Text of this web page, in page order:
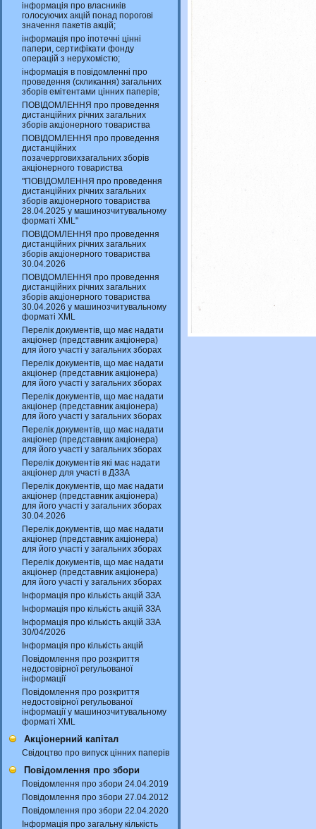
інформація про власників
голосуючих акцій понад порогові
значення пакетів акцій;
інформація про іпотечні цінні
папери, сертифікати фонду
операцій з нерухомістю;
інформація в повідомленні про
проведення (скликання) загальних
зборів емітентами цінних паперів;
ПОВІДОМЛЕННЯ про проведення
дистанційних річних загальних
зборів акціонерного товариства
ПОВІДОМЛЕННЯ про проведення
дистанційних
позачеррговихзагальних зборів
акціонерного товариства
"ПОВІДОМЛЕННЯ про проведення
дистанційних річних загальних
зборів акціонерного товариства
28.04.2025 у машинозчитувальному
форматі XML"
ПОВІДОМЛЕННЯ про проведення
дистанційних річних загальних
зборів акціонерного товариства
30.04.2026
ПОВІДОМЛЕННЯ про проведення
дистанційних річних загальних
зборів акціонерного товариства
30.04.2026 у машинозчитувальному
форматі XML
Перелік документів, що має надати
акціонер (представник акціонера)
для його участі у загальних зборах
Перелік документів, що має надати
акціонер (представник акціонера)
для його участі у загальних зборах
Перелік документів, що має надати
акціонер (представник акціонера)
для його участі у загальних зборах
Перелік документів, що має надати
акціонер (представник акціонера)
для його участі у загальних зборах
Перелік документів які має надати
акціонер для участі в ДЗЗА
Перелік документів, що має надати
акціонер (представник акціонера)
для його участі у загальних зборах
30.04.2026
Перелік документів, що має надати
акціонер (представник акціонера)
для його участі у загальних зборах
Перелік документів, що має надати
акціонер (представник акціонера)
для його участі у загальних зборах
Інформація про кількість акцій ЗЗА
Інформація про кількість акцій ЗЗА
Інформація про кількість акцій ЗЗА
30/04/2026
Інформація про кількість акцій
Повідомлення про розкриття
недостовірної регульованої
інформації
Повідомлення про розкриття
недостовірної регульованої
інформації у машинозчитувальному
форматі XML
Акціонерний капітал
Свідоцтво про випуск цінних паперів
Повідомлення про збори
Повідомлення про збори 24.04.2019
Повідомлення про збори 27.04.2012
Повідомлення про збори 22.04.2020
Інформація про загальну кількість